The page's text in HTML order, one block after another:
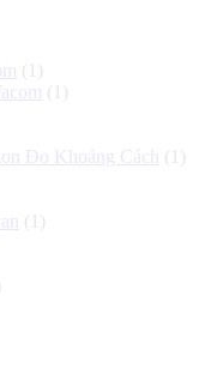
(1)
(1)
Đo Khoảng Cách
(1)
(1)